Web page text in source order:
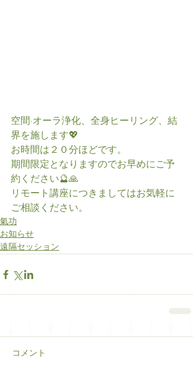
空間·オーラ浄化、全身ヒーリング、結
界を施します💖
お時間は２０分ほどです。
期間限定となりますのでお早めにご予
約ください🔮🙏
リモート講座につきましてはお気軽に
ご相談ください。
氣功
お知らせ
遠隔セッション
コメント